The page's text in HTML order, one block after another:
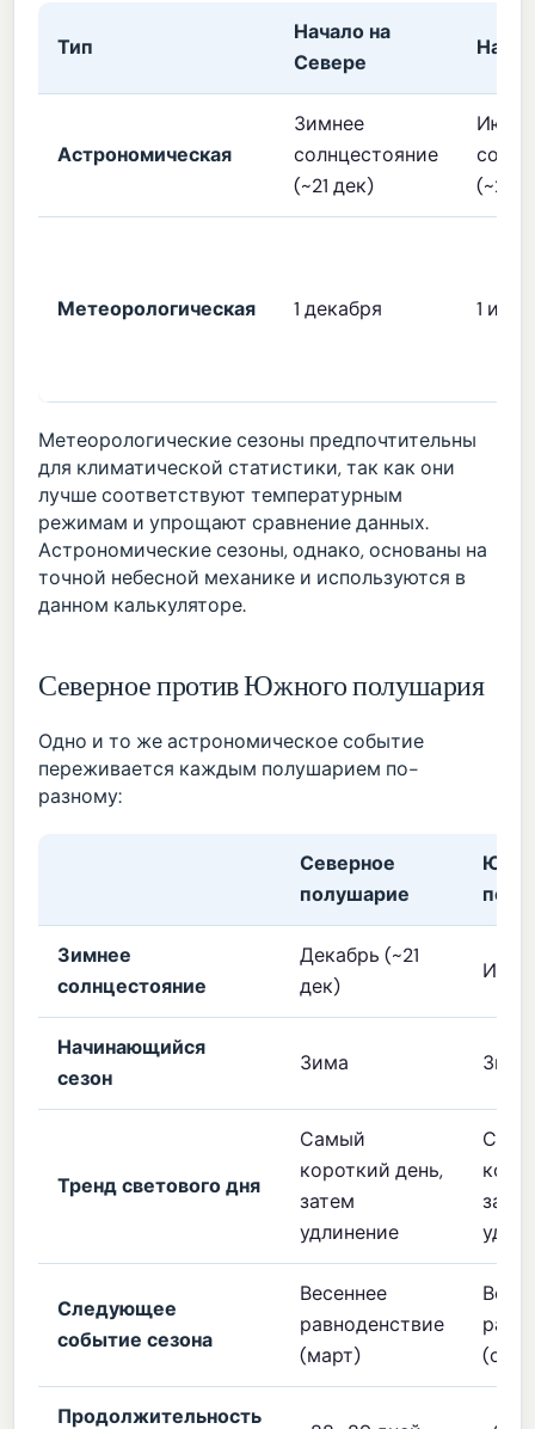
Тип
Начало на
Севере
Астрономическая
Зимнее
солнцестояние
(~21 дек)
(~21
Метеорологическая 1 декабря 1
Метеорологические сезоны предпочтительны
для климатической статистики, так как они
лучше соответствуют температурным
режимам и упрощают сравнение данных.
Астрономические сезоны, однако, основаны на
точной небесной механике и используются в
данном калькуляторе.
Северное против Южного полушария
Одно и то же астрономическое событие
переживается каждым полушарием по-
разному:
Северное
полушарие
Зимнее
солнцестояние
Декабрь (~21
дек)
Июнь
Начинающийся
сезон
Зима Зима
Тренд светового дня
Самый
короткий день,
затем
удлинение
Следующее
событие сезона
Весеннее
равноденствие
(март)
Продолжительность